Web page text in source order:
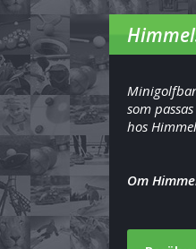
som
hos
Om